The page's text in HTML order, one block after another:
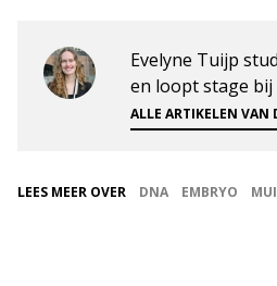
Evelyne Tuijp
en loopt stage bij
ALLE ARTIKELEN VAN
LEES MEER OVER DNA EMBRYO